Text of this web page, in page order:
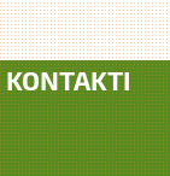
KONTAKTI